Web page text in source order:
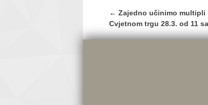
Post
navigation
← Zajedno učinimo multipli
Cvjetnom trgu 28.3. od 11